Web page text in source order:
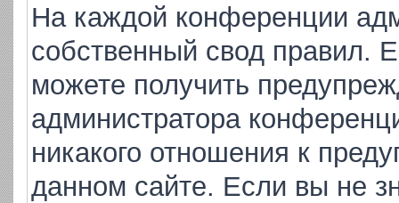
На каждой конференции
собственный свод правил.
можете получить
администратора
никакого отношения к
данном сайте. Если вы не